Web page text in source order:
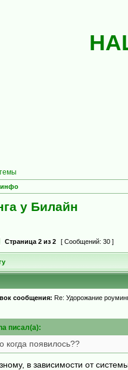
у Билайн
Страница 2 из 2 [ Сообщений: 30 ]
сообщения: Re: Удорожание
писал(а):
когда появилось??
в зависимости от